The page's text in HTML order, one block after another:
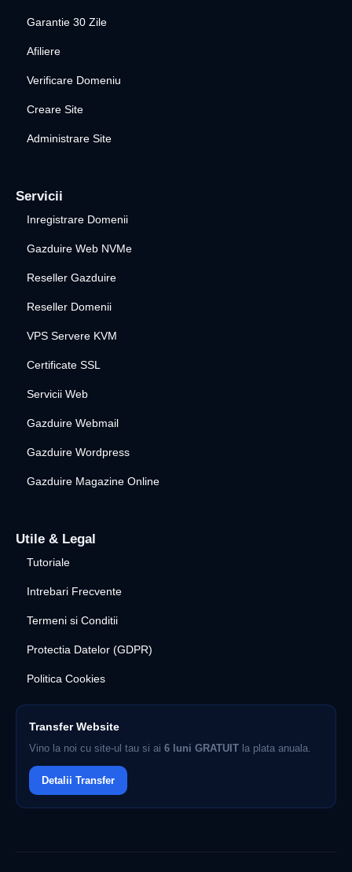
Garantie 30 Zile
Afiliere
Verificare Domeniu
Creare Site
Administrare Site
Servicii
Inregistrare Domenii
Gazduire Web NVMe
Reseller Gazduire
Reseller Domenii
VPS Servere KVM
Certificate SSL
Servicii Web
Gazduire Webmail
Gazduire Wordpress
Gazduire Magazine Online
Utile & Legal
Tutoriale
Intrebari Frecvente
Termeni si Conditii
Protectia Datelor (GDPR)
Politica Cookies
Transfer Website
Vino la noi cu site-ul tau si ai 6 luni GRATUIT la plata anuala.
Detalii Transfer